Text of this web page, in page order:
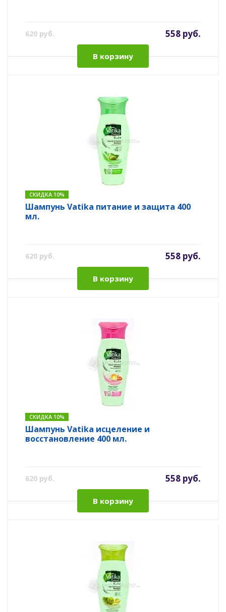
620 руб. 558 руб.
В корзину
СКИДКА 10%
Шампунь Vatika питание и защита 400
мл.
620 руб. 558 руб.
В корзину
СКИДКА 10%
Шампунь Vatika исцеление и
восстановление 400 мл.
620 руб. 558 руб.
В корзину